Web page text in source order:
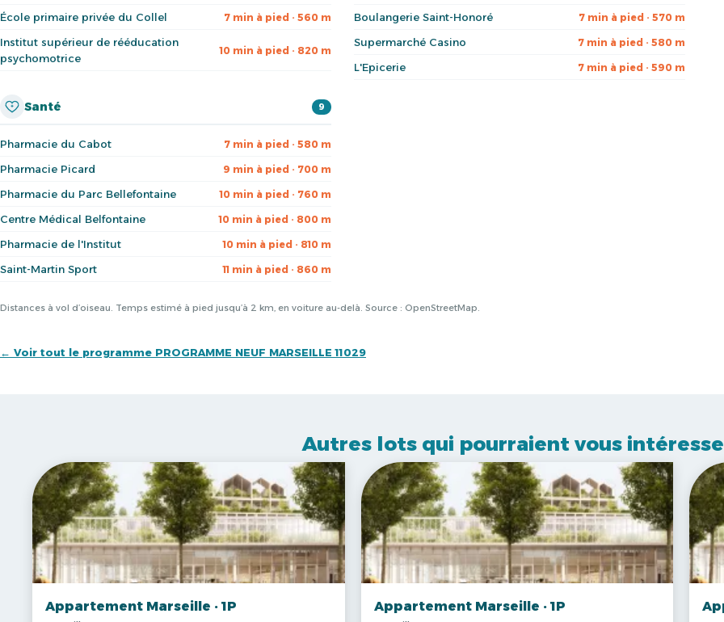
École primaire privée du Collel 7 min à pied · 560 m
Institut supérieur de rééducation
psychomotrice
10 min à pied · 820 m
Boulangerie Saint-Honoré 7 min à pied · 570 m
Supermarché Casino 7 min à pied · 580 m
L'Epicerie 7 min à pied · 590 m
Santé 9
Pharmacie du Cabot 7 min à pied · 580 m
Pharmacie Picard 9 min à pied · 700 m
Pharmacie du Parc Bellefontaine 10 min à pied · 760 m
Centre Médical Belfontaine 10 min à pied · 800 m
Pharmacie de l'Institut 10 min à pied · 810 m
Saint-Martin Sport 11 min à pied · 860 m
Distances à vol d’oiseau. Temps estimé à pied jusqu’à 2 km, en voiture au-delà. Source : OpenStreetMap.
← Voir tout le programme PROGRAMME NEUF MARSEILLE 11029
Autres lots qui pourraient vous
Appartement Marseille · 1P Appartement Marseille · 1P